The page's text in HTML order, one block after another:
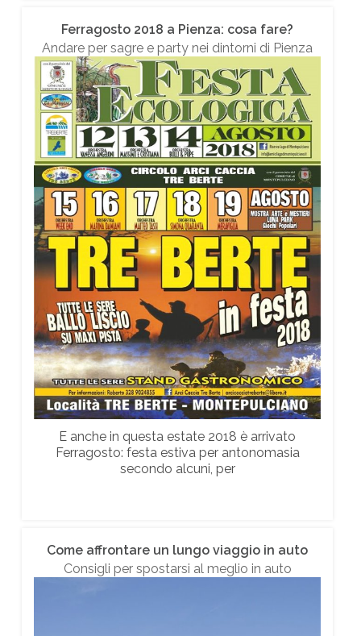
Ferragosto 2018 a Pienza: cosa fare?
Andare per sagre e party nei dintorni di Pienza
E anche in questa estate 2018 è arrivato
Ferragosto: festa estiva per antonomasia
secondo alcuni, per
Come affrontare un lungo viaggio in auto
Consigli per spostarsi al meglio in auto